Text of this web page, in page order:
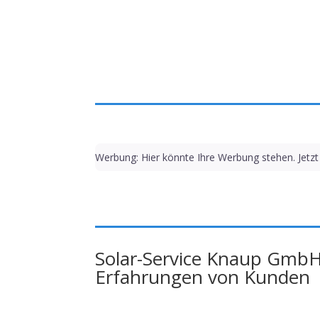
Werbung: Hier könnte Ihre Werbung stehen.
Solar-Service Knaup GmbH
Erfahrungen von Kunden